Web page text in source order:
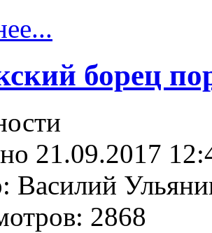
борец
21.09.2017
Василий
2868